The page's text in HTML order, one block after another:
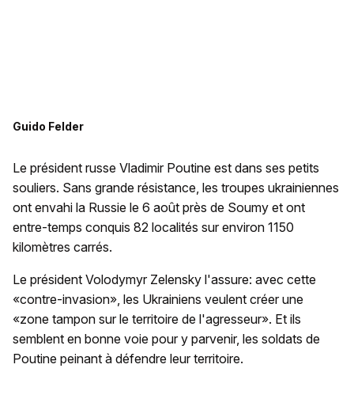
Guido Felder
Le président russe Vladimir Poutine est dans ses petits
souliers. Sans grande résistance, les troupes ukrainiennes
ont envahi la Russie le 6 août près de Soumy et ont
entre-temps conquis 82 localités sur environ 1150
kilomètres carrés.
Le président Volodymyr Zelensky l'assure: avec cette
«contre-invasion», les Ukrainiens veulent créer une
«zone tampon sur le territoire de l'agresseur». Et ils
semblent en bonne voie pour y parvenir, les soldats de
Poutine peinant à défendre leur territoire.